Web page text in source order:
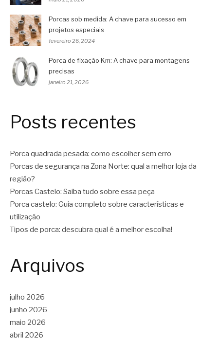
Porcas sob medida: A chave para sucesso em
projetos especiais
fevereiro 26, 2024
Porca de fixação Km: A chave para montagens
precisas
janeiro 21, 2026
Posts recentes
Porca quadrada pesada: como escolher sem erro
Porcas de segurança na Zona Norte: qual a melhor loja da
região?
Porcas Castelo: Saiba tudo sobre essa peça
Porca castelo: Guia completo sobre características e
utilização
Tipos de porca: descubra qual é a melhor escolha!
Arquivos
julho 2026
junho 2026
maio 2026
abril 2026